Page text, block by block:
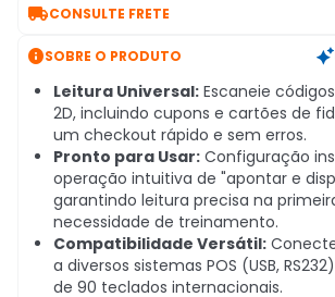
CONSULTE FRETE
SOBRE O PRODUTO
Leitura Universal: Escaneie
2D, incluindo cupons e cartões de
um checkout rápido e sem erros.
Pronto para Usar: Configuração
operação intuitiva de "apontar e
garantindo leitura precisa na
necessidade de treinamento.
Compatibilidade Versátil:
a diversos sistemas POS (USB,
de 90 teclados internacionais.